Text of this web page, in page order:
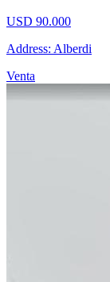
USD 90.000
Address: Alberdi
Venta